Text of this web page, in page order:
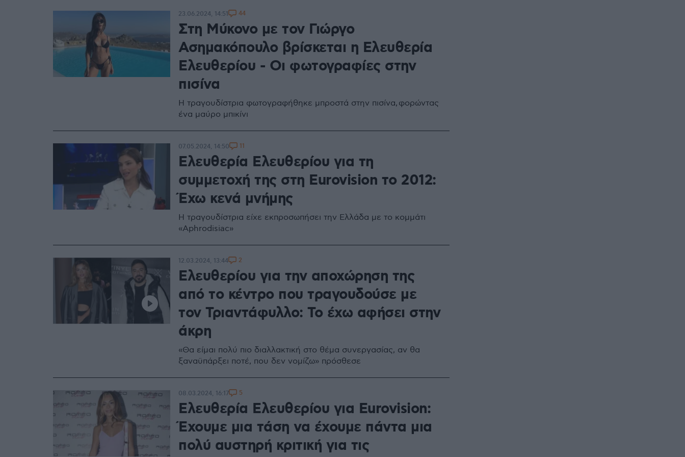
Στη Μύκονο με τον Γιώργο
Ασημακόπουλο βρίσκεται η Ελευθερία
Ελευθερίου - Οι φωτογραφίες στην
πισίνα
Η τραγουδίστρια φωτογραφήθηκε μπροστά στην πισίνα, φορώντας
ένα μαύρο μπικίνι
23.06.2024, 14:51 44
Ελευθερία Ελευθερίου για τη
συμμετοχή της στη Eurovision το 2012:
Έχω κενά μνήμης
Η τραγουδίστρια είχε εκπροσωπήσει την Ελλάδα με το κομμάτι
«Aphrodisiac»
07.05.2024, 14:50 11
Ελευθερίου για την αποχώρηση της
από το κέντρο που τραγουδούσε με
τον Τριαντάφυλλο: Το έχω αφήσει στην
άκρη
«Θα είμαι πολύ πιο διαλλακτική στο θέμα συνεργασίας, αν θα
ξαναϋπάρξει ποτέ, που δεν νομίζω» πρόσθεσε
12.03.2024, 13:44 2
Ελευθερία Ελευθερίου για Eurovision:
Έχουμε μια τάση να έχουμε πάντα μια
πολύ αυστηρή κριτική για τις
08.03.2024, 16:17 5